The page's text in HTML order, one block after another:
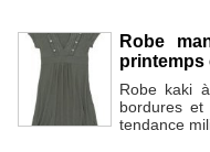
Robe
printemps
Robe kaki
bordures
tendance